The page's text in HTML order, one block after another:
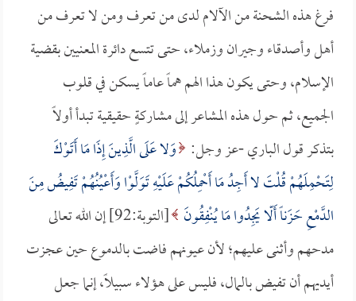
فرغ هذه الشحنة من الآلام لدى من تعرف ومن لا تعرف من
أهل وأصدقاء وجيران وزملاء، حتى تتسع دائرة المعنيين بقضية
الإسلام، وحتى يكون هذا الهم هماً عاماً يسكن في قلوب
الجميع، ثم حول هذه المشاعر إلى مشاركةٍ حقيقية تبدأ أولاً
بتذكر قول الباري -عز وجل: وَلا عَلَى الَّذِينَ إِذَا مَا أَتَوْكَ
لِتَحْمِلَهُمْ قُلْتَ لا أَجِدُ مَا أَحْمِلُكُمْ عَلَيْهِ تَوَلَّوْا وَأَعْيُنُهُمْ تَفِيضُ مِنَ
الدَّمْعِ حَزَناً أَلّا يَجِدُوا مَا يُنْفِقُونَ
[التوبة:92] إن الله تعالى
مدحهم وأثنى عليهم؛ لأن عيونهم فاضت بالدموع حين عجزت
أيديهم أن تفيض بالمال، فليس على هؤلاء سبيلاً، إنما جعل